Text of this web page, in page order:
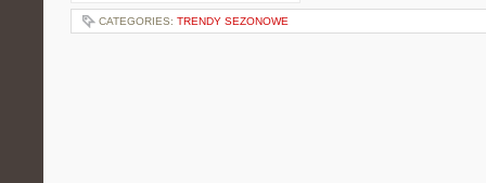
CATEGORIES: TRENDY SEZONOWE